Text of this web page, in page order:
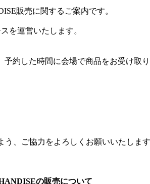
販売に関するご案内です。
を運営いたします。
約した時間に会場で商品をお受け取
、ご協力をよろしくお願いいたしま
の販売について